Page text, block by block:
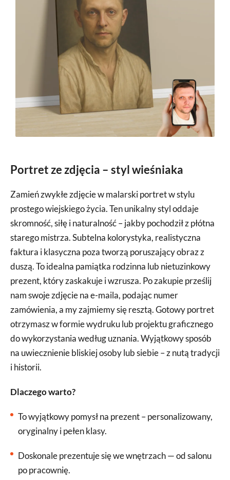
Portret ze zdjęcia – styl wieśniaka
Zamień zwykłe zdjęcie w malarski portret w stylu
prostego wiejskiego życia. Ten unikalny styl oddaje
skromność, siłę i naturalność – jakby pochodził z płótna
starego mistrza. Subtelna kolorystyka, realistyczna
faktura i klasyczna poza tworzą poruszający obraz z
duszą. To idealna pamiątka rodzinna lub nietuzinkowy
prezent, który zaskakuje i wzrusza. Po zakupie prześlij
nam swoje zdjęcie na e-maila, podając numer
zamówienia, a my zajmiemy się resztą. Gotowy portret
otrzymasz w formie wydruku lub projektu graficznego
do wykorzystania według uznania. Wyjątkowy sposób
na uwiecznienie bliskiej osoby lub siebie – z nutą tradycji
i historii.
Dlaczego warto?
To wyjątkowy pomysł na prezent – personalizowany,
oryginalny i pełen klasy.
Doskonale prezentuje się we wnętrzach — od salonu
po pracownię.